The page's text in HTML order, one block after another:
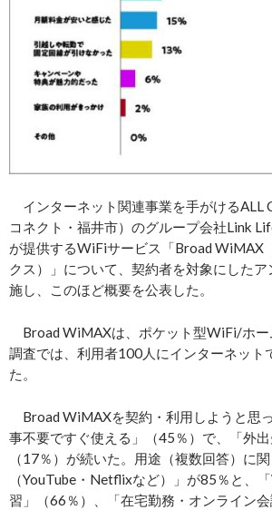
インターネット関連事業を手がけるALL
コネクト・福井市）のグループ会社Link
が提供するWiFiサービス「Broad WiMAX
クス）」について、契約者を対象にした
施し、このほど概要を公表した。
Broad WiMAXは、ポケット型WiFi/ホー
調査では、利用者100人にインターネット
た。
Broad WiMAXを契約・利用しようと思
事不要ですぐ使える」（45％）で、「外出
（17％）が続いた。用途（複数回答）に
（YouTube・Netflixなど）」が85％と、
習」（66％）、「在宅勤務・オンライン